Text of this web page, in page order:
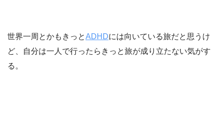
世界一周とかもきっとADHDには向いている旅だと思うけ
ど、自分は一人で行ったらきっと旅が成り立たない気がす
る。